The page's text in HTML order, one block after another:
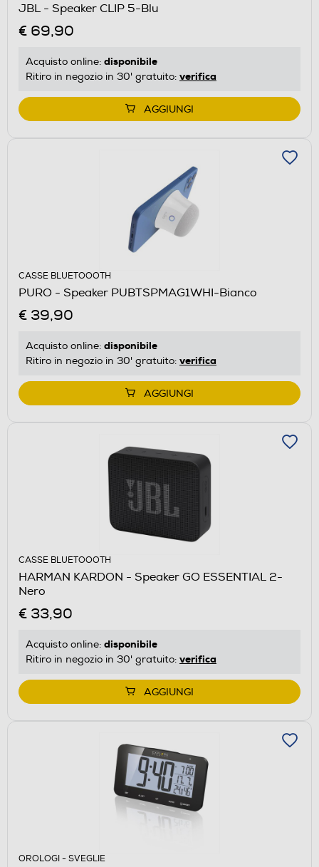
JBL - Speaker CLIP 5-Blu
€ 69,90
Acquisto online: disponibile
Ritiro in negozio in 30' gratuito: verifica
AGGIUNGI
CASSE BLUETOOOTH
PURO - Speaker PUBTSPMAG1WHI-Bianco
€ 39,90
Acquisto online: disponibile
Ritiro in negozio in 30' gratuito: verifica
AGGIUNGI
CASSE BLUETOOOTH
HARMAN KARDON - Speaker GO ESSENTIAL 2-
Nero
€ 33,90
Acquisto online: disponibile
Ritiro in negozio in 30' gratuito: verifica
AGGIUNGI
OROLOGI - SVEGLIE